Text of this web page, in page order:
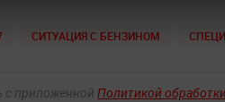
СИТУАЦИЯ С БЕНЗИНОМ
с приложенной Политикой